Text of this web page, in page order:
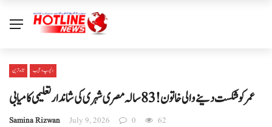
تازہ ترین دلچسپ و عجیب
عمر کو شکست دینے والی خاتون! 83 سالہ مصری شہری کی شاندار تعلیمی کامیابی
Samina Rizwan July 9, 2026 0 62